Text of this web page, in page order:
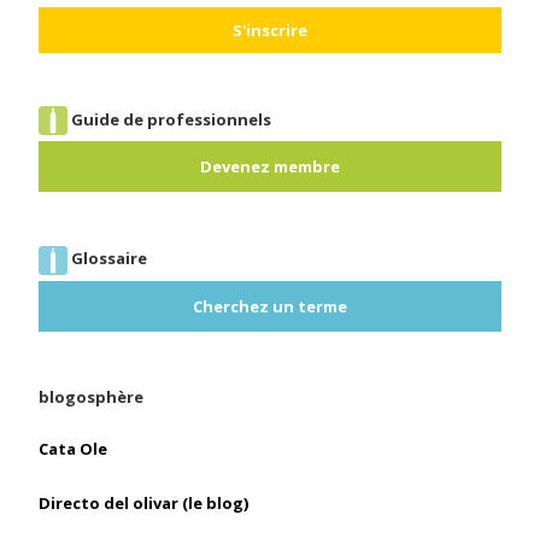
Guide de professionnels
Devenez membre
Glossaire
Cherchez un terme
blogosphère
Cata Ole
Directo del olivar (le blog)